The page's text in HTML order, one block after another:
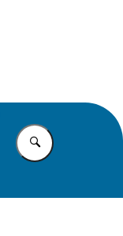
Vul in wat u